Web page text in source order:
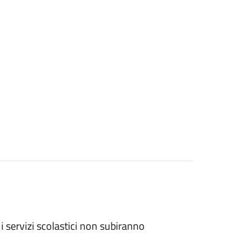
servizi scolastici non subiranno